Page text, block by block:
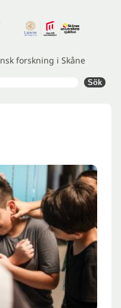
forskning i Skåne
Sök